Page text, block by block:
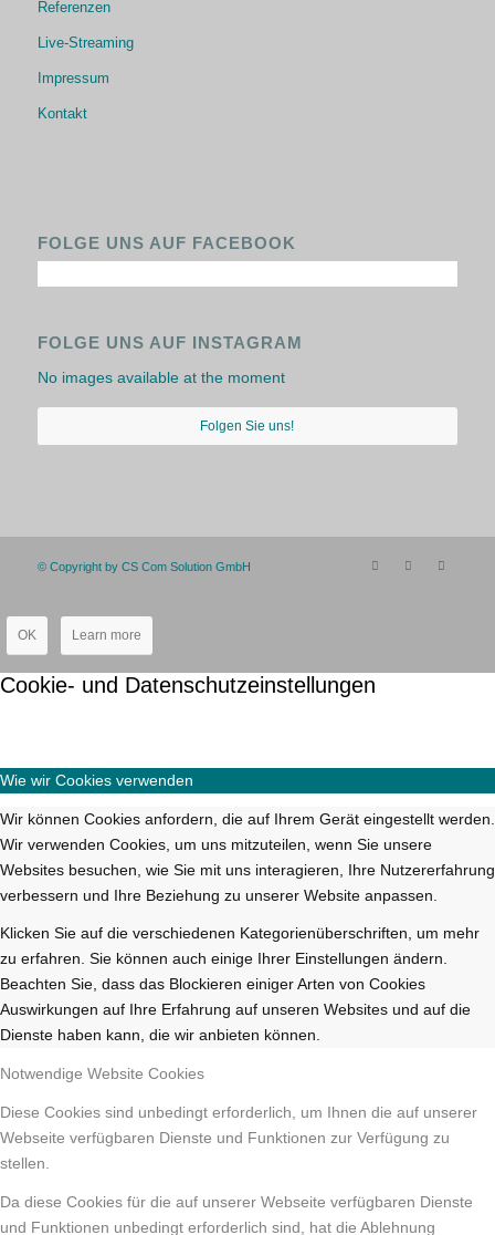
Referenzen
Live-Streaming
Impressum
Kontakt
FOLGE UNS AUF FACEBOOK
FOLGE UNS AUF INSTAGRAM
No images available at the moment
Folgen Sie uns!
© Copyright by CS Com Solution GmbH
OK Learn more
Cookie- und Datenschutzeinstellungen
Wie wir Cookies verwenden
Wir können Cookies anfordern, die auf Ihrem Gerät eingestellt werden.
Wir verwenden Cookies, um uns mitzuteilen, wenn Sie unsere
Websites besuchen, wie Sie mit uns interagieren, Ihre Nutzererfahrung
verbessern und Ihre Beziehung zu unserer Website anpassen.
Klicken Sie auf die verschiedenen Kategorienüberschriften, um mehr
zu erfahren. Sie können auch einige Ihrer Einstellungen ändern.
Beachten Sie, dass das Blockieren einiger Arten von Cookies
Auswirkungen auf Ihre Erfahrung auf unseren Websites und auf die
Dienste haben kann, die wir anbieten können.
Notwendige Website Cookies
Diese Cookies sind unbedingt erforderlich, um Ihnen die auf unserer
Webseite verfügbaren Dienste und Funktionen zur Verfügung zu
stellen.
Da diese Cookies für die auf unserer Webseite verfügbaren Dienste
und Funktionen unbedingt erforderlich sind, hat die Ablehnung